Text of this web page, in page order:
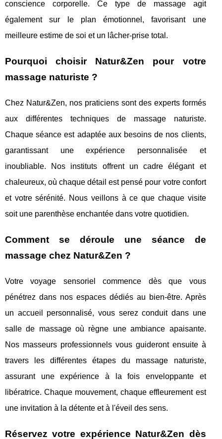
conscience corporelle. Ce type de massage agit
également sur le plan émotionnel, favorisant une
meilleure estime de soi et un lâcher-prise total.
Pourquoi choisir Natur&Zen pour votre
massage naturiste ?
Chez Natur&Zen, nos praticiens sont des experts formés
aux différentes techniques de massage naturiste.
Chaque séance est adaptée aux besoins de nos clients,
garantissant une expérience personnalisée et
inoubliable. Nos instituts offrent un cadre élégant et
chaleureux, où chaque détail est pensé pour votre confort
et votre sérénité. Nous veillons à ce que chaque visite
soit une parenthèse enchantée dans votre quotidien.
Comment se déroule une séance de
massage chez Natur&Zen ?
Votre voyage sensoriel commence dès que vous
pénétrez dans nos espaces dédiés au bien-être. Après
un accueil personnalisé, vous serez conduit dans une
salle de massage où règne une ambiance apaisante.
Nos masseurs professionnels vous guideront ensuite à
travers les différentes étapes du massage naturiste,
assurant une expérience à la fois enveloppante et
libératrice. Chaque mouvement, chaque effleurement est
une invitation à la détente et à l'éveil des sens.
Réservez votre expérience Natur&Zen dès